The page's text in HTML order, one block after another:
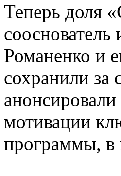
Теперь доля
Романенко и
сохранили за
мотивации
программы, в